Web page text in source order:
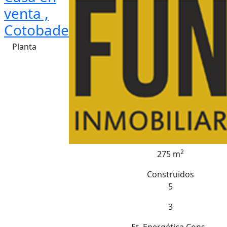
venta ,
Cotobade
Planta
275 m2
Construidos
5
3